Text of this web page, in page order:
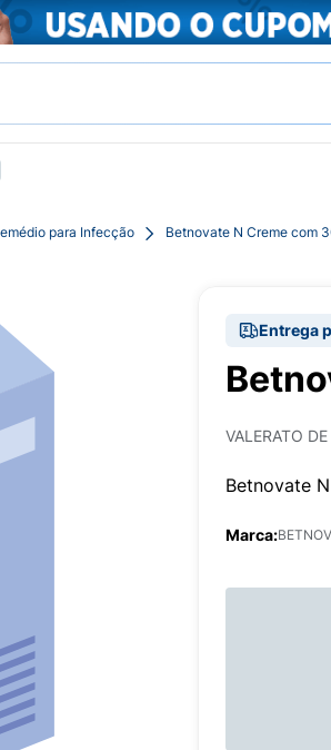
para Infecção Betnovate N Creme com
Entrega
VALERATO
Betnovate
Marca: